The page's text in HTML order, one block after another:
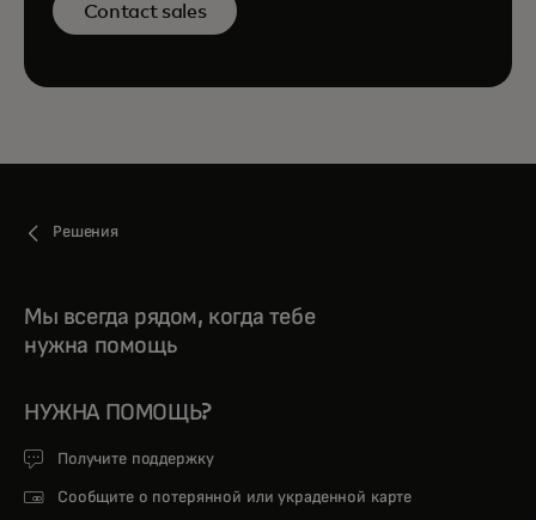
Contact sales
Решения
Мы всегда рядом, когда тебе
нужна помощь
НУЖНА ПОМОЩЬ?
Получите поддержку
Сообщите о потерянной или украденной карте